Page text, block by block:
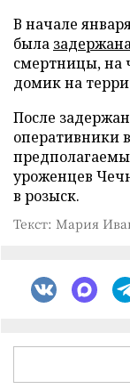
В начале
была
смертницы, на
домик на
После
оперативники
уроженцев
в розыск.
Текст: Мария